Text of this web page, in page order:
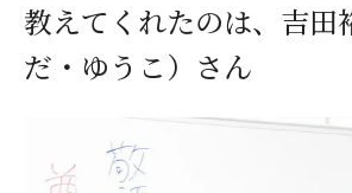
教えてくれたのは、吉田
だ・ゆうこ）さん